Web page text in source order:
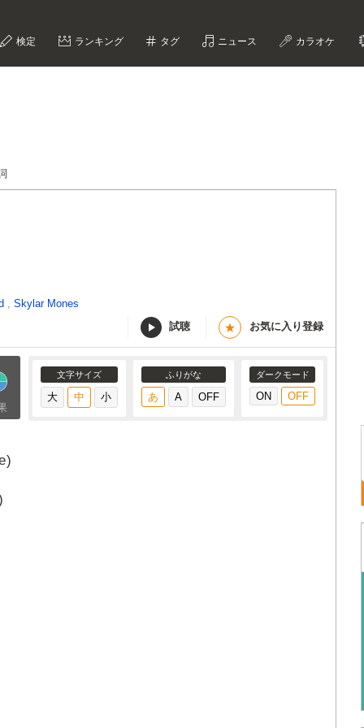
検定 ランキング タグ ニュース カラオケ
, Skylar Mones
試聴
★ お気に入り登録
文字サイズ ふりがな ダークモード